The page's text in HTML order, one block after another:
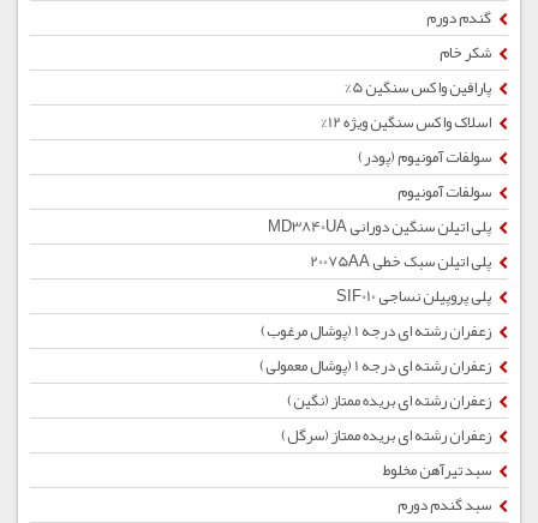
گندم دورم
شکر خام
پارافین واکس سنگین 5%
اسلاک واکس سنگین ویژه 12%
سولفات آمونیوم (پودر)
سولفات آمونیوم
پلی اتیلن سنگین دورانی MD3840UA
پلی اتیلن سبک خطی 20075AA
پلی پروپیلن نساجی SIF010
زعفران رشته ای درجه 1 (پوشال مرغوب)
زعفران رشته ای درجه 1 (پوشال معمولی)
زعفران رشته ای بریده ممتاز (نگین)
زعفران رشته ای بریده ممتاز (سرگل)
سبد تیرآهن مخلوط
سبد گندم دورم